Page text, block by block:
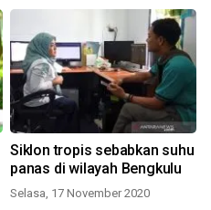
Siklon tropis sebabkan suhu
panas di wilayah Bengkulu
Selasa, 17 November 2020